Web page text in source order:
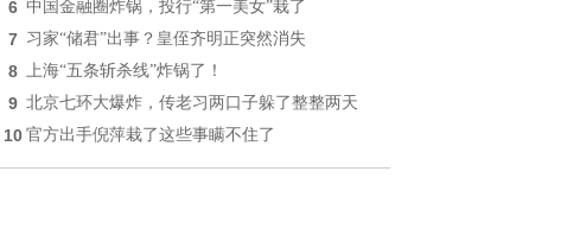
6 中国金融圈炸锅，投行“第一美女”栽了
7 习家“储君”出事？皇侄齐明正突然消失
8 上海“五条斩杀线”炸锅了！
9 北京七环大爆炸，传老习两口子躲了整整两天
10 官方出手倪萍栽了这些事瞒不住了